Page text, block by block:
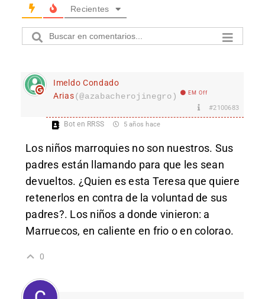
Recientes
Imeldo Condado
Arias(@azabacherojinegro) EM Off
#2100683
Bot en RRSS 5 años hace
Los niños marroquies no son nuestros. Sus
padres están llamando para que les sean
devueltos. ¿Quien es esta Teresa que quiere
retenerlos en contra de la voluntad de sus
padres?. Los niños a donde vinieron: a
Marruecos, en caliente en frio o en colorao.
0